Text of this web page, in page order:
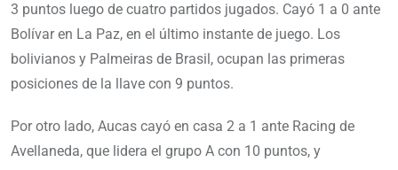
3 puntos luego de cuatro partidos jugados. Cayó 1 a 0 ante
Bolívar en La Paz, en el último instante de juego. Los
bolivianos y Palmeiras de Brasil, ocupan las primeras
posiciones de la llave con 9 puntos.
Por otro lado, Aucas cayó en casa 2 a 1 ante Racing de
Avellaneda, que lidera el grupo A con 10 puntos, y